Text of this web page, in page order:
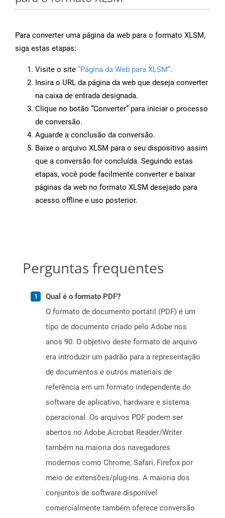
Para converter uma página da web para o formato XLSM,
siga estas etapas:
Visite o site “Página da Web para XLSM”.
Insira o URL da página da web que deseja converter
na caixa de entrada designada.
Clique no botão “Converter” para iniciar o processo
de conversão.
Aguarde a conclusão da conversão.
Baixe o arquivo XLSM para o seu dispositivo assim
que a conversão for concluída. Seguindo estas
etapas, você pode facilmente converter e baixar
páginas da web no formato XLSM desejado para
acesso offline e uso posterior.
Perguntas frequentes
Qual é o formato PDF?
O formato de documento portátil (PDF) é um
tipo de documento criado pelo Adobe nos
anos 90. O objetivo deste formato de arquivo
era introduzir um padrão para a representação
de documentos e outros materiais de
referência em um formato independente do
software de aplicativo, hardware e sistema
operacional. Os arquivos PDF podem ser
abertos no Adobe Acrobat Reader/Writer
também na maioria dos navegadores
modernos como Chrome, Safari, Firefox por
meio de extensões/plug-ins. A maioria dos
conjuntos de software disponível
comercialmente também oferece conversão